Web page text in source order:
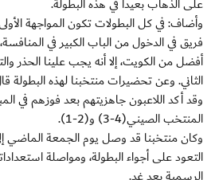
وأضاف: في كل البطولات تكون المواجهة
فريق في الدخول من الباب الكبير في
أفضل من الكويت، إلا أنه يجب علينا الحذر
الثاني. وعن تحضيرات منتخبنا لهذه البطولة
وقد أكد اللاعبون جاهزيتهم بعد فوزهم في
المنتخب الصيني(4-3) و(2-1).
وكان منتخبنا قد وصل يوم الجمعة الماضي
التعود على أجواء البطولة، ومواصلة